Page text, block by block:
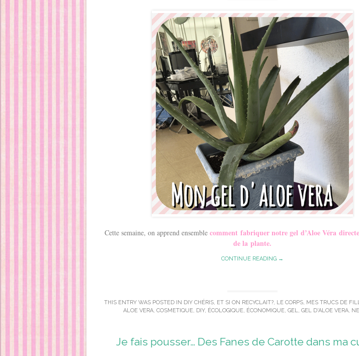
Cette semaine, on apprend ensemble comment fabriquer notre gel d’Aloe Véra
de la plante.
CONTINUE READING →
THIS ENTRY WAS POSTED IN DIY CHÉRIS, ET SI ON RECYCLAIT?, LE CORPS, MES TRUCS DE
ALOE VERA, COSMETIQUE, DIY, ÉCOLOGIQUE, ÉCONOMIQUE, GEL, GEL D'ALOE VERA,
Je fais pousser… Des Fanes de Carotte dans ma